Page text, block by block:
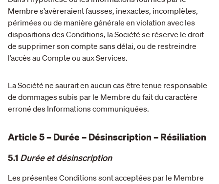
Membre s’avèreraient fausses, inexactes, incomplètes,
périmées ou de manière générale en violation avec les
dispositions des Conditions, la Société se réserve le droit
de supprimer son compte sans délai, ou de restreindre
l’accès au Compte ou aux Services.
La Société ne saurait en aucun cas être tenue responsable
de dommages subis par le Membre du fait du caractère
erroné des Informations communiquées.
Article 5 – Durée – Désinscription – Résiliation
5.1 Durée et désinscription
Les présentes Conditions sont acceptées par le Membre